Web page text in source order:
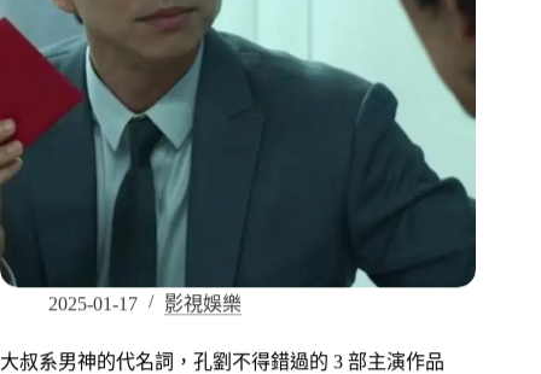
2025-01-17 影視娛樂
大叔系男神的代名詞，孔劉不得錯過的 3 部主演作品